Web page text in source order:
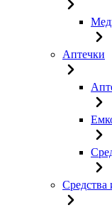
Аптечки